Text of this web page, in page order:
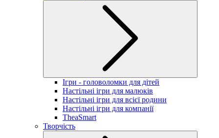
Ігри - головоломки для дітей
Настільні ігри для малюків
Настільні ігри для всієї родини
Настільні ігри для компанії
TheaSmart
Творчість